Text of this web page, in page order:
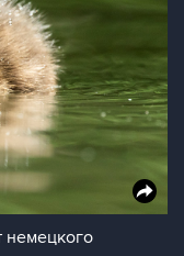
немецкого